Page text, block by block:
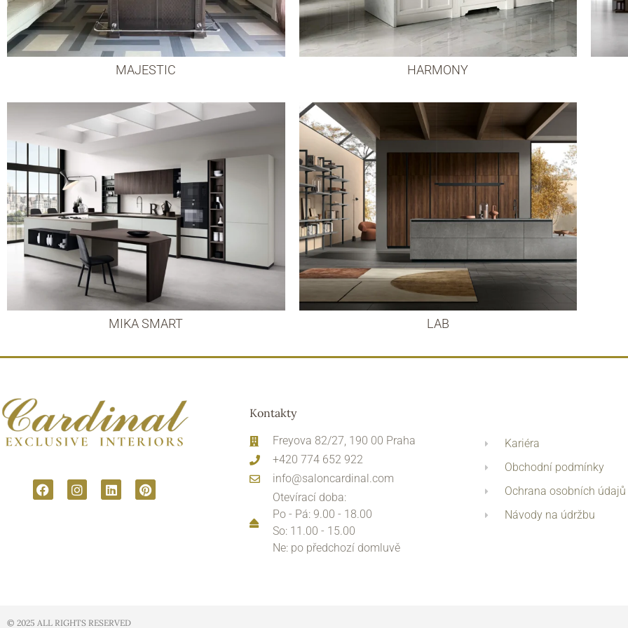
MAJESTIC HARMONY
MIKA SMART LAB
Kontakty
Freyova 82/27, 190 00 Praha
+420 774 652 922
info@saloncardinal.com
Otevírací doba:
Po - Pá: 9.00 - 18.00
So: 11.00 - 15.00
Ne: po předchozí domluvě
Kariéra
Obchodní podmínky
Ochrana osobních údajů
Návody na údržbu
© 2025 ALL RIGHTS RESERVED​